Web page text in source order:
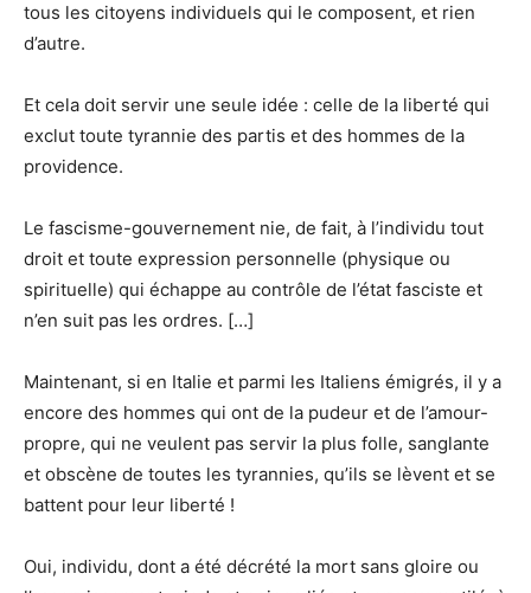
tous les citoyens individuels qui le composent, et rien
d’autre.
Et cela doit servir une seule idée : celle de la liberté qui
exclut toute tyrannie des partis et des hommes de la
providence.
Le fascisme-gouvernement nie, de fait, à l’individu tout
droit et toute expression personnelle (physique ou
spirituelle) qui échappe au contrôle de l’état fasciste et
n’en suit pas les ordres. […]
Maintenant, si en Italie et parmi les Italiens émigrés, il y a
encore des hommes qui ont de la pudeur et de l’amour-
propre, qui ne veulent pas servir la plus folle, sanglante
et obscène de toutes les tyrannies, qu’ils se lèvent et se
battent pour leur liberté !
Oui, individu, dont a été décrété la mort sans gloire ou